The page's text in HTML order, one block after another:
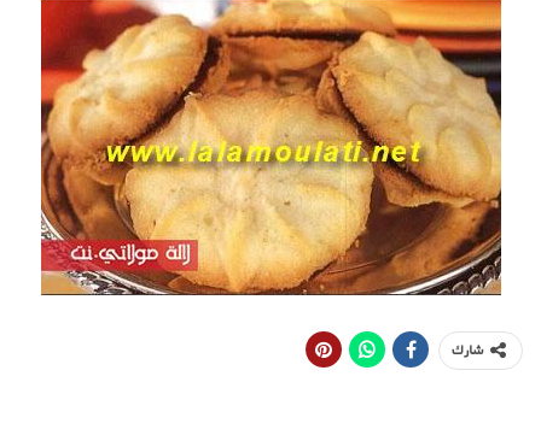
شارك